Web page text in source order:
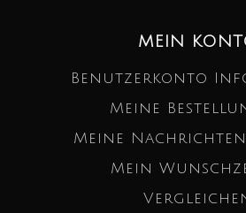
MEIN
Benutzerkonto
Meine
Meine Nachrichten
Mein